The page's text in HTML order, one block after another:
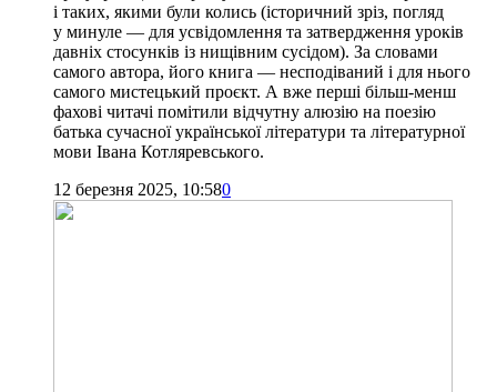
і таких, якими були колись (історичний зріз, погляд
у минуле — для усвідомлення та затвердження уроків
давніх стосунків із нищівним сусідом). За словами
самого автора, його книга — несподіваний і для нього
самого мистецький проєкт. А вже перші більш-менш
фахові читачі помітили відчутну алюзію на поезію
батька сучасної української літератури та літературної
мови Івана Котляревського.
12 березня 2025, 10:580